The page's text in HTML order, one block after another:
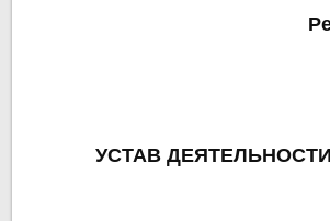
УСТАВ